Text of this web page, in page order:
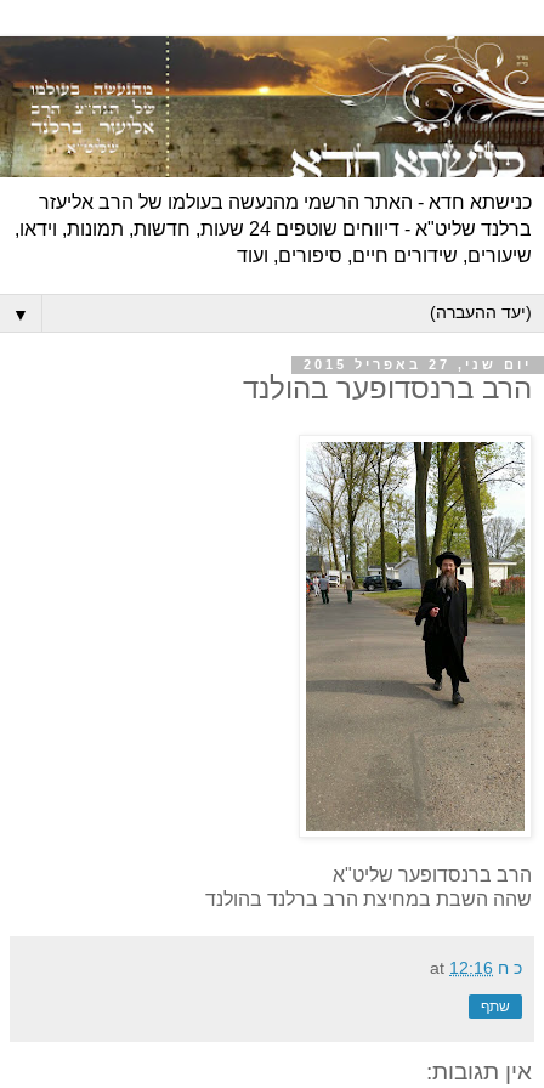
כנישתא חדא - האתר הרשמי מהנעשה בעולמו של הרב אליעזר
ברלנד שליט"א - דיווחים שוטפים 24 שעות, חדשות, תמונות, וידאו,
שיעורים, שידורים חיים, סיפורים, ועוד
▼
יום שני, 27 באפריל 2015
הרב ברנסדופער בהולנד
הרב ברנסדופער שליט"א
שהה השבת במחיצת הרב ברלנד בהולנד
כ ח at 12:16
שתף
אין תגובות: